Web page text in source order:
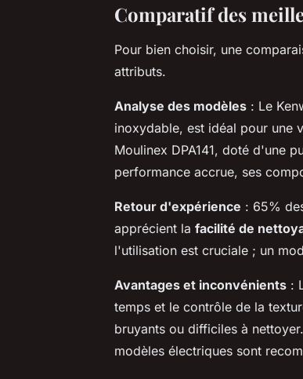
Comparatif des
Pour bien choisir, une
attributs.
Analyse des modèles : Le
inoxydable, est idéal pour une
Moulinex DPA141, doté d'une
performance accrue, ses
Retour d'expérience : 65%
apprécient la facilité de
l'utilisation est cruciale ; un
Avantages et inconvénients :
temps et le contrôle de la
bruyants ou difficiles à
modèles électriques sont